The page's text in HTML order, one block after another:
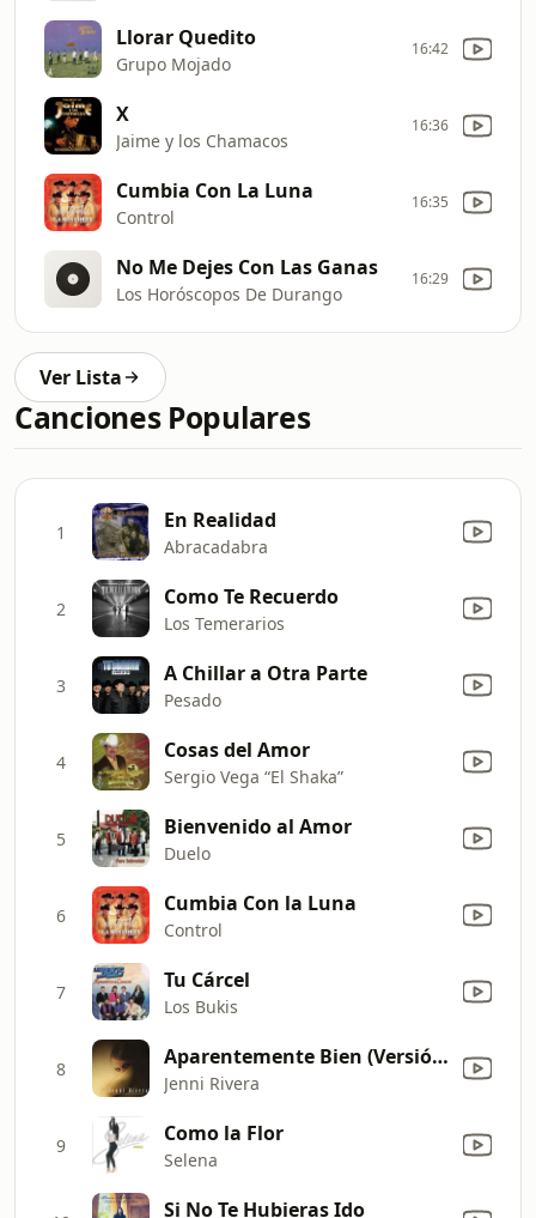
Llorar Quedito
Grupo Mojado
16:42
X
Jaime y los Chamacos
16:36
Cumbia Con La Luna
Control
16:35
No Me Dejes Con Las Ganas
Los Horóscopos De Durango
16:29
Ver Lista
Canciones Populares
1 En Realidad
Abracadabra
2 Como Te Recuerdo
Los Temerarios
3 A Chillar a Otra Parte
Pesado
4 Cosas del Amor
Sergio Vega “El Shaka”
5 Bienvenido al Amor
Duelo
6 Cumbia Con la Luna
Control
7 Tu Cárcel
Los Bukis
8 Aparentemente Bien (Versión Sencillo)
Jenni Rivera
9 Como la Flor
Selena
Si No Te Hubieras Ido